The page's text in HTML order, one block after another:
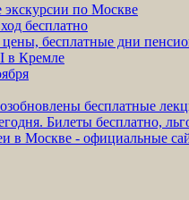
экскурсии по Москве
бесплатно
бесплатные дни
в Кремле
бесплатные
Билеты бесплатно,
в Москве - официальные